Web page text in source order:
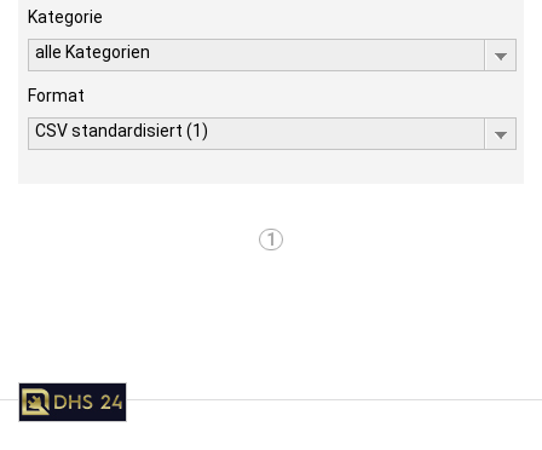
Kategorie
alle Kategorien
Format
CSV standardisiert (1)
1